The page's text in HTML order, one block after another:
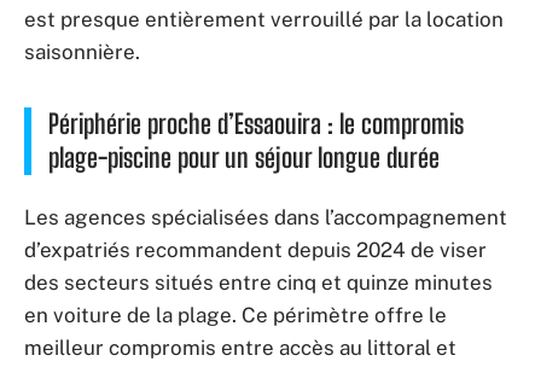
est presque entièrement verrouillé par la location
saisonnière.
Périphérie proche d’Essaouira : le compromis
plage-piscine pour un séjour longue durée
Les agences spécialisées dans l’accompagnement
d’expatriés recommandent depuis 2024 de viser
des secteurs situés entre cinq et quinze minutes
en voiture de la plage. Ce périmètre offre le
meilleur compromis entre accès au littoral et